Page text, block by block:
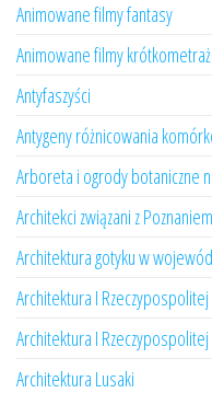
Animowane filmy fantasy
Animowane filmy
Antyfaszyści
Antygeny różnicowania
Arboreta i ogrody botaniczne
Architekci związani z Poznaniem
Architektura gotyku w
Architektura I
Architektura I
Architektura Lusaki